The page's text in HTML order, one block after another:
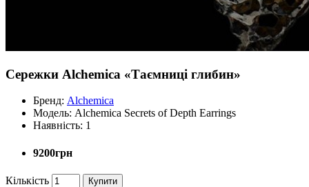
Сережки Alchemica «Таємниці глибин»
Бренд: Alchemica
Модель: Alchemica Secrets of Depth Earrings
Наявність: 1
9200грн
Кількість Купити